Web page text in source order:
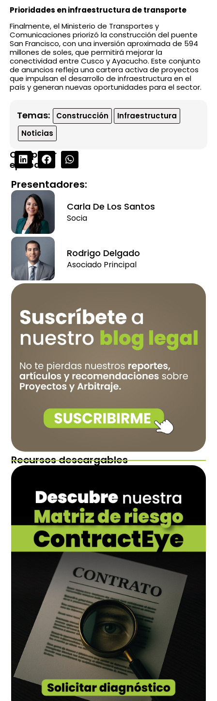
Prioridades en infraestructura de transporte
Finalmente, el Ministerio de Transportes y
Comunicaciones priorizó la construcción del puente
San Francisco, con una inversión aproximada de 594
millones de soles, que permitirá mejorar la
conectividad entre Cusco y Ayacucho. Este conjunto
de anuncios refleja una cartera activa de proyectos
que impulsan el desarrollo de infraestructura en el
país y generan nuevas oportunidades para el sector.
Temas: Construcción
Infraestructura
Noticias
Compartir
episodio:
Presentadores:
Carla De Los Santos
Socia
Rodrigo Delgado
Asociado Principal
Recursos descargables